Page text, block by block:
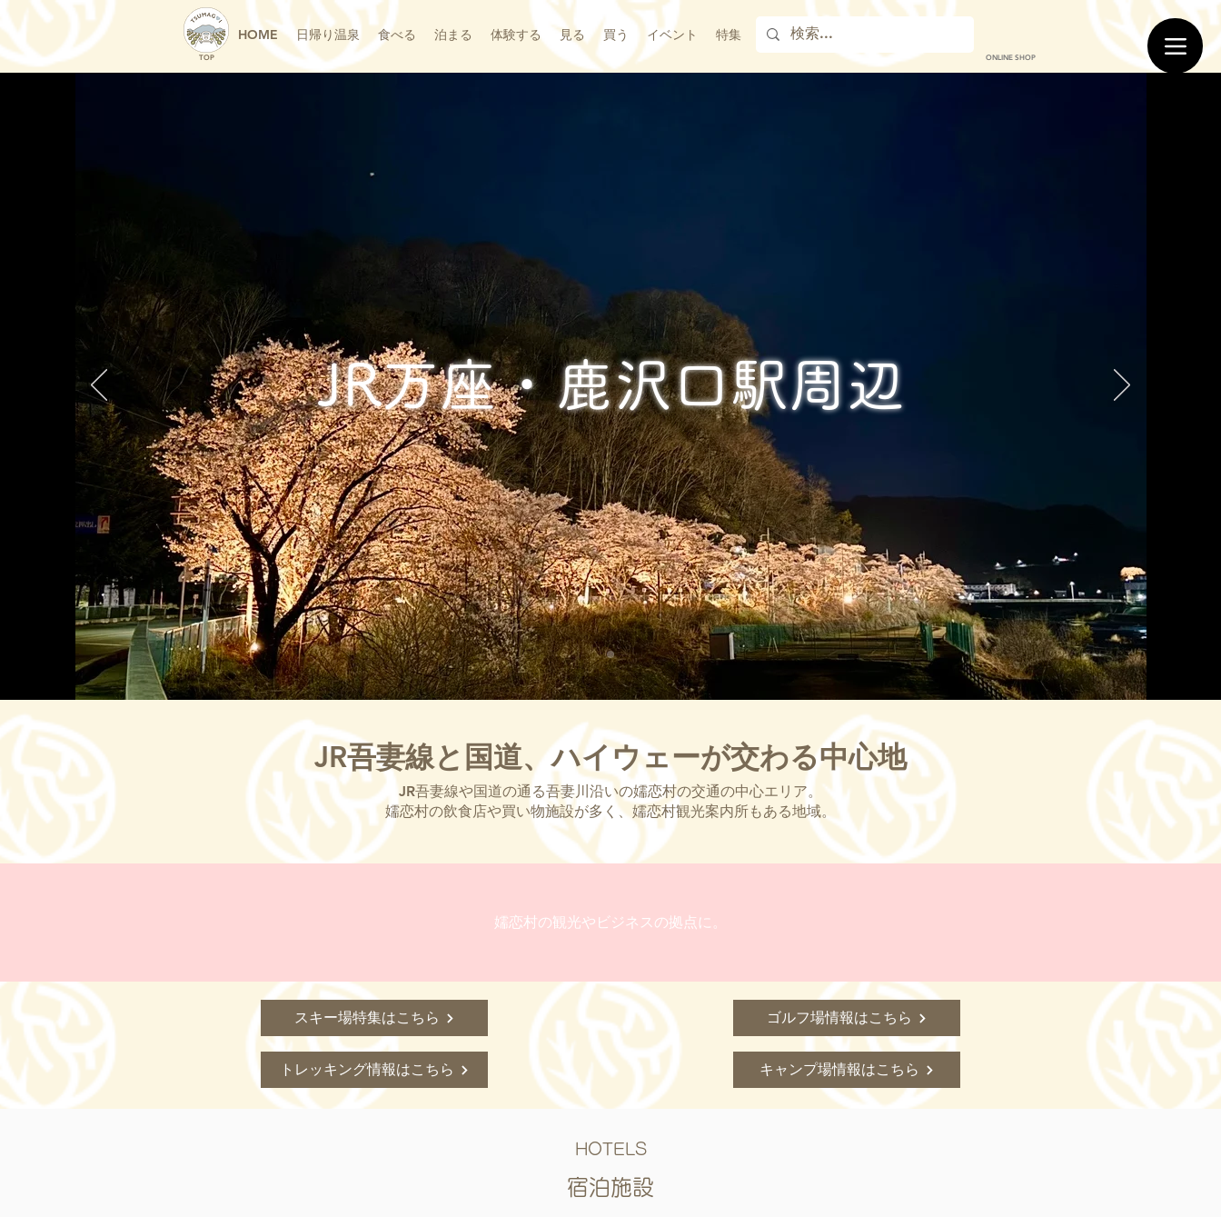
HOME 日帰り温泉 食べる 泊まる 体験する 見る 買う イベント 特集
TOP ONLINE SHOP
JR万座・鹿沢口駅周辺
JR吾妻線と国道、ハイウェーが交わる中心地
JR吾妻線や国道の通る吾妻川沿いの嬬恋村の交通の中心エリア。
嬬恋村の飲食店や買い物施設が多く、嬬恋村観光案内所もある地域。
嬬恋村の観光やビジネスの拠点に。
スキー場特集はこちら
トレッキング情報はこちら
ゴルフ場情報はこちら
キャンプ場情報はこちら
HOTELS
宿泊施設